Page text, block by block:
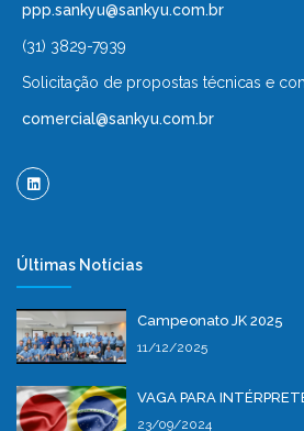
ppp.sankyu@sankyu.com.br
(31) 3829-7939
Solicitação de propostas técnicas e
comercial@sankyu.com.br
Últimas Notícias
Campeonato JK 2025
11/12/2025
VAGA PARA
23/09/2024